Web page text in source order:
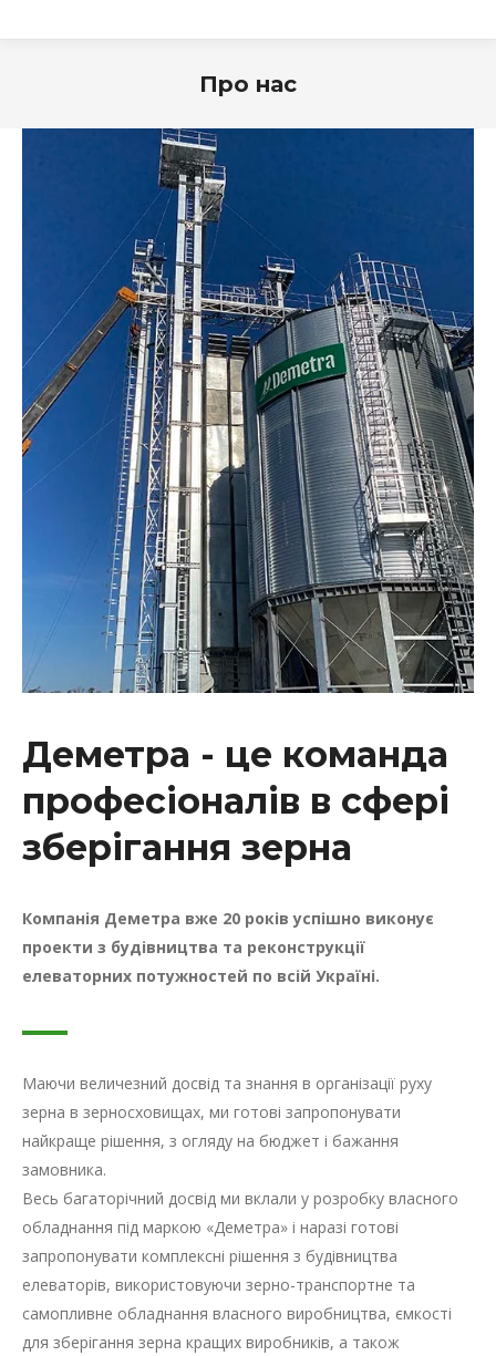
Про нас
Деметра - це команда
професіоналів в сфері
зберігання зерна
Компанія Деметра вже 20 років успішно виконує
проекти з будівництва та реконструкції
елеваторних потужностей по всій Україні.
Маючи величезний досвід та знання в організації руху
зерна в зерносховищах, ми готові запропонувати
найкраще рішення, з огляду на бюджет і бажання
замовника.
Весь багаторічний досвід ми вклали у розробку власного
обладнання під маркою «Деметра» і наразі готові
запропонувати комплексні рішення з будівництва
елеваторів, використовуючи зерно-транспортне та
самопливне обладнання власного виробництва, ємкості
для зберігання зерна кращих виробників, а також